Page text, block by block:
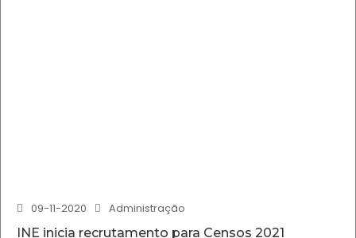
09-11-2020
Administração
INE inicia recrutamento para Censos 2021